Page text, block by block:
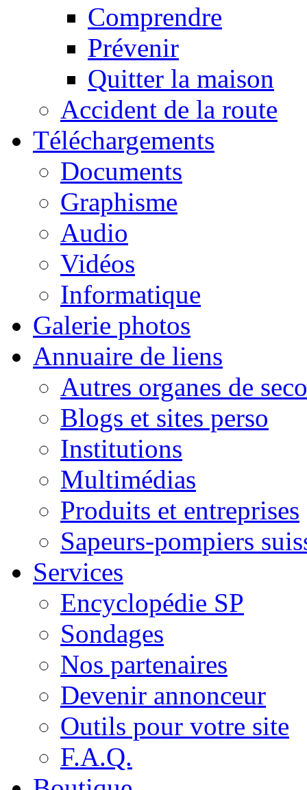
Comprendre
Prévenir
Quitter la maison
Accident de la route
Téléchargements
Documents
Graphisme
Audio
Vidéos
Informatique
Galerie photos
Annuaire de liens
Autres organes de
Blogs et sites perso
Institutions
Multimédias
Produits et entreprises
Sapeurs-pompiers
Services
Encyclopédie SP
Sondages
Nos partenaires
Devenir annonceur
Outils pour votre site
F.A.Q.